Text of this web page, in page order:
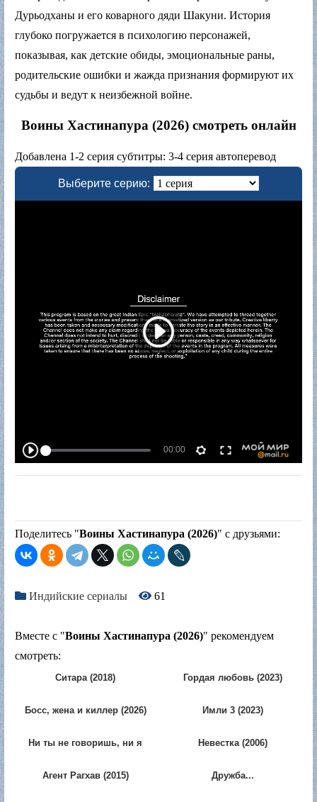
Дурьодханы и его коварного дяди Шакуни. История
глубоко погружается в психологию персонажей,
показывая, как детские обиды, эмоциональные раны,
родительские ошибки и жажда признания формируют их
судьбы и ведут к неизбежной войне.
Воины Хастинапура (2026) смотреть онлайн
Добавлена 1-2 серия субтитры: 3-4 серия автоперевод
Выберите серию:
Поделитесь "Воины Хастинапура (2026)" с друзьями:
Индийские сериалы 61
Вместе с "Воины Хастинапура (2026)" рекомендуем
смотреть:
Ситара (2018) Гордая любовь (2023)
Босс, жена и киллер (2026) Имли 3 (2023)
Ни ты не говоришь, ни я
Невестка (2006)
Агент Рагхав (2015)
Дружба...